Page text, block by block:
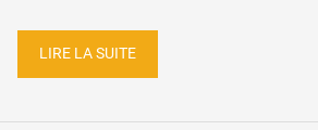
LIRE LA SUITE